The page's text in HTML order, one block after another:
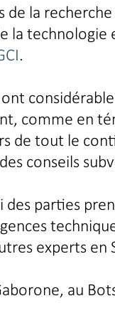
de la
la technologie
.
comme en
de tout le
conseils
parties
experts
au